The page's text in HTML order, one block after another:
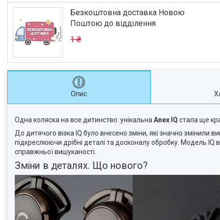
1 ₴
Безкоштовна доставка Новою
Поштою до відділення
Опис
Одна коляска на все дитинство: унікальна Anex IQ стала ще
До дитячого візка IQ було внесено зміни, які значно змінили
підкреслюючи дрібні деталі та досконалу обробку. Модель
справжньої вишуканості.
Зміни в деталях. Що нового?